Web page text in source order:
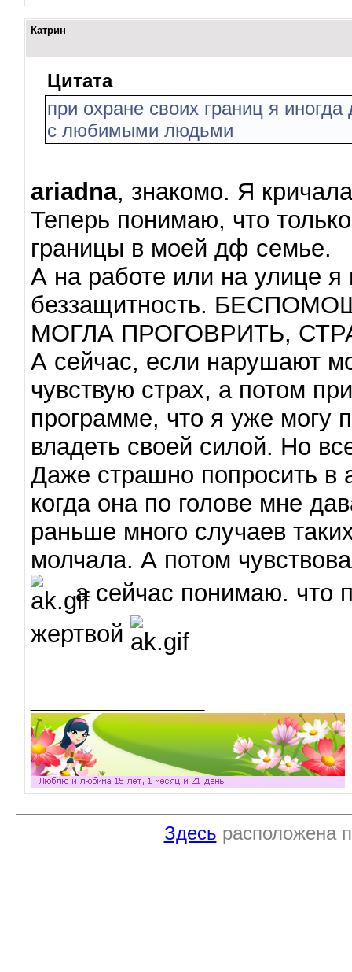
Катрин
Цитата
при охране своих границ я
с любимыми людьми
ariadna, знакомо. Я
Теперь понимаю, что
границы в моей дф семье.
А на работе или на улице я
беззащитность.
МОГЛА ПРОГОВРИТЬ,
А сейчас, если нарушают
чувствую страх, а потом
программе, что я уже могу
владеть своей силой. Но
Даже страшно попросить в
когда она по голове мне
раньше много случаев
молчала. А потом
а сейчас понимаю. что
жертвой
Здесь расположена